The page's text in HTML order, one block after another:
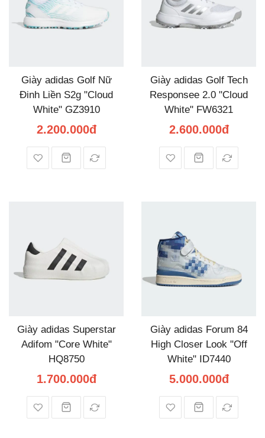
Giày adidas Golf Nữ
Đinh Liền S2g "Cloud
White" GZ3910
2.200.000đ
Giày adidas Golf Tech
Responsee 2.0 "Cloud
White" FW6321
2.600.000đ
Giày adidas Superstar
Adifom "Core White"
HQ8750
1.700.000đ
Giày adidas Forum 84
High Closer Look "Off
White" ID7440
5.000.000đ